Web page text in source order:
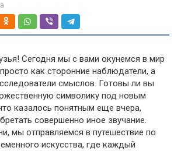
Сегодня мы с вами окунемся в мир
как сторонние наблюдатели, а
смыслов. Готовы ли вы
символику под новым
казалось понятным еще вчера,
совершенно иное звучание.
мы отправляемся в путешествие по
искусства, где каждый